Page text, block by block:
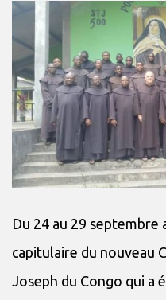
Du 24 au 29 septembre
capitulaire du nouveau
Joseph du Congo qui a